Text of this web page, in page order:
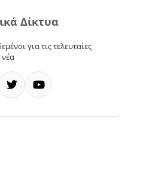
Δίκτυα
για τις τελευταίες